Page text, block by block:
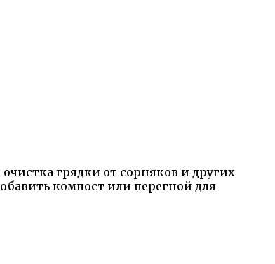
грядки от сорняков и других
компост или перегной для